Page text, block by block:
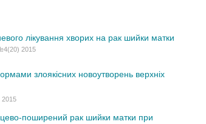
лікування хворих на рак шийки матки
2015
злоякісних новоутворень верхніх
поширений рак шийки матки при